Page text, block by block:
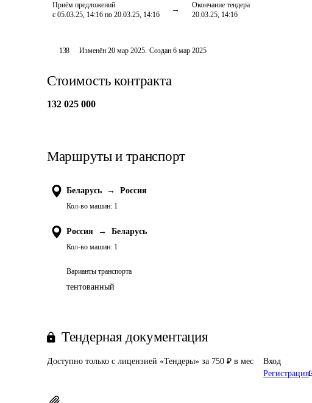
Приём предложений
с 05.03.25, 14:16 по 20.03.25, 14:16
Окончание тендера
20.03.25, 14:16
138 Изменён20 мар 2025. Создан 6 мар 2025
Стоимость контракта
132 025 000
Маршруты и транспорт
Беларусь → Россия
Кол-во машин: 1
Россия → Беларусь
Кол-во машин: 1
Варианты транспорта
тентованный
Тендерная документация
Доступно только с лицензией «Тендеры» за 750 ₽ в мес
Вход
Регистрация